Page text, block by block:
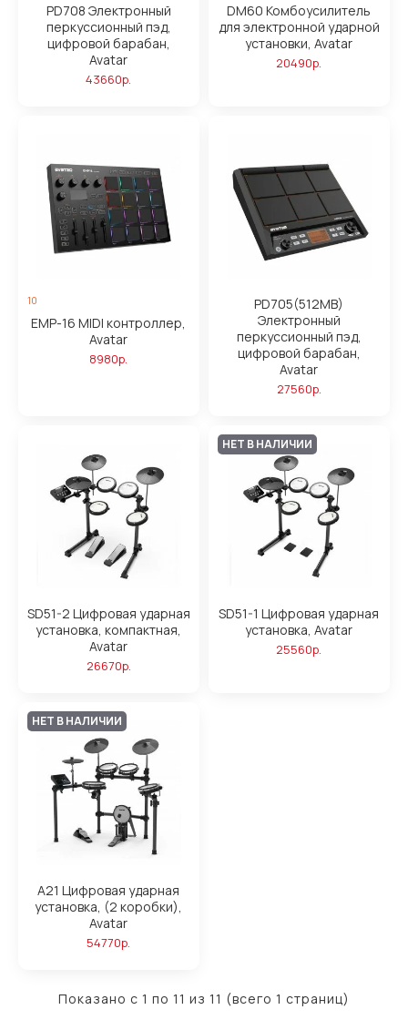
PD708 Электронный
перкуссионный пэд,
цифровой барабан,
Avatar
43660р.
DM60 Комбоусилитель
для электронной ударной
установки, Avatar
20490р.
10
EMP-16 MIDI контроллер,
Avatar
8980р.
PD705(512MB)
Электронный
перкуссионный пэд,
цифровой барабан,
Avatar
27560р.
SD51-2 Цифровая ударная
установка, компактная,
Avatar
26670р.
НЕТ В НАЛИЧИИ
SD51-1 Цифровая ударная
установка, Avatar
25560р.
НЕТ В НАЛИЧИИ
A21 Цифровая ударная
установка, (2 коробки),
Avatar
54770р.
Показано с 1 по 11 из 11 (всего 1 страниц)